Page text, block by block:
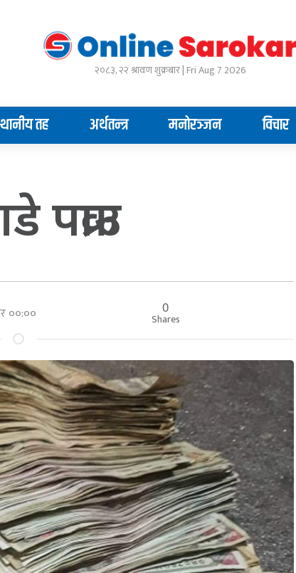
२०८३, २२ श्रावण शुक्रबार | Fri Aug 7 2026
तह अर्थतन्त्र मनोरञ्जन विचार
००:०० 0
Shares